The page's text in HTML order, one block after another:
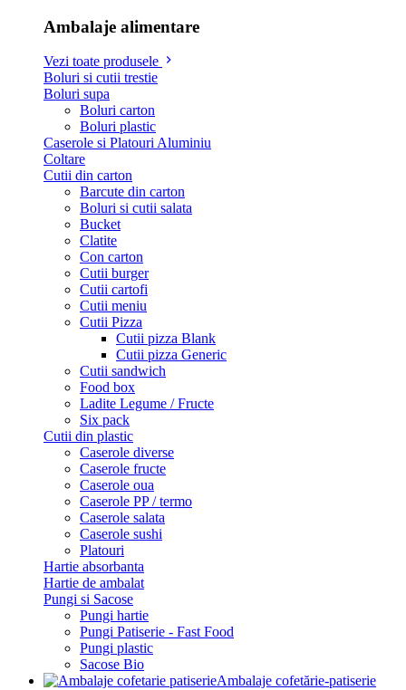
Ambalaje alimentare
Vezi toate produsele
Boluri si cutii trestie
Boluri supa
Boluri carton
Boluri plastic
Caserole si Platouri Aluminiu
Coltare
Cutii din carton
Barcute din carton
Boluri si cutii salata
Bucket
Clatite
Con carton
Cutii burger
Cutii cartofi
Cutii meniu
Cutii Pizza
Cutii pizza Blank
Cutii pizza Generic
Cutii sandwich
Food box
Ladite Legume / Fructe
Six pack
Cutii din plastic
Caserole diverse
Caserole fructe
Caserole oua
Caserole PP / termo
Caserole salata
Caserole sushi
Platouri
Hartie absorbanta
Hartie de ambalat
Pungi si Sacose
Pungi hartie
Pungi Patiserie - Fast Food
Pungi plastic
Sacose Bio
Ambalaje cofetărie-patiserie